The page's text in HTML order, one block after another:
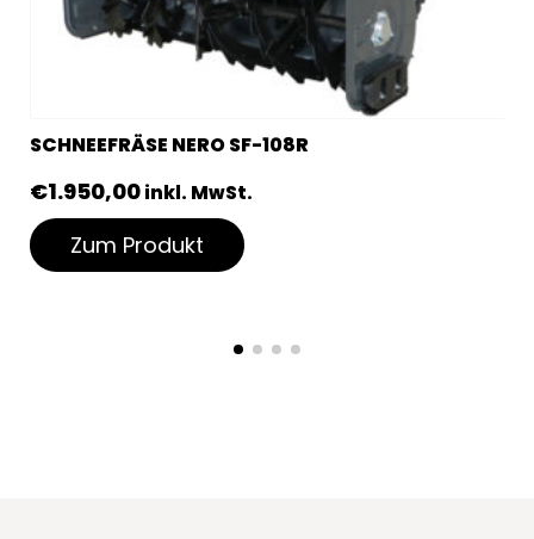
SCHNEEFRÄSE NERO SF-108R
€1.950,00inkl. MwSt.
Zum Produkt